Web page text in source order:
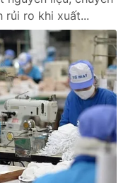
rủi ro khi xuất...